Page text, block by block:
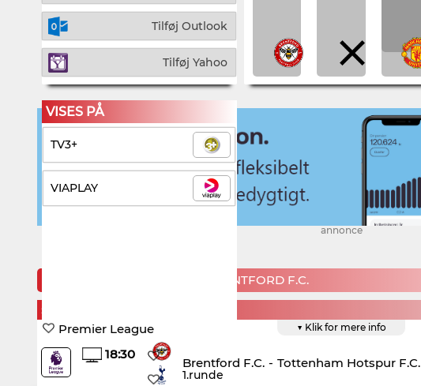
Tilføj Outlook
Tilføj Yahoo
VISES PÅ
TV3+
VIAPLAY
annonce
KOMMENDE KAMPE FOR BRENTFORD F.C.
SATURDAY, 22. AUGUST
▼ Klik for mere info
Premier League
18:30
Brentford F.C. - Tottenham Hotspur F.C.
1.runde